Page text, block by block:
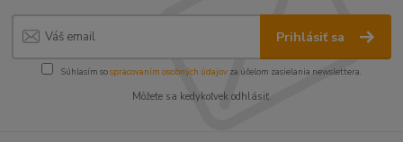
Prihlásiť sa
Súhlasím sospracovaním osobných údajov za účelom zasielania newslettera.
Môžete sa kedykoľvek odhlásiť.